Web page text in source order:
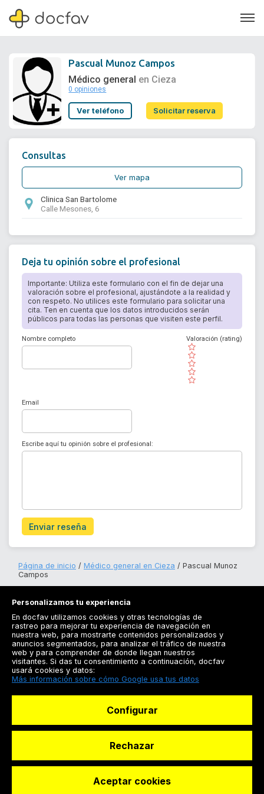
Soporte
Pascual Munoz Campos
Médico general en Cieza
0 opiniones
Ver teléfono Solicitar reserva
Consultas
Ver mapa
Clinica San Bartolome
Calle Mesones, 6
Deja tu opinión sobre el profesional
Importante: Utiliza este formulario con el fin de dejar una
valoración sobre el profesional, ajustándote a la realidad y
con respeto. No utilices este formulario para solicitar una
cita. Ten en cuenta que los datos introducidos serán
públicos para todas las personas que visiten este perfil.
Nombre completo
( )
( )
( )
( )
( )
Valoración (rating)
Email
Escribe aquí tu opinión sobre el profesional:
Enviar reseña
Página de inicio Médico general en Cieza
Pascual Munoz
Campos
Registrarse
Docfav
© Dashboard Technologies S.L
Personalizamos tu experiencia
En docfav utilizamos cookies y otras tecnologías de
rastreo para mejorar tu experiencia de navegación en
nuestra web, para mostrarte contenidos personalizados y
anuncios segmentados, para analizar el tráfico de nuestra
web y para comprender de donde llegan nuestros
visitantes. Si das tu consentimiento a continuación, docfav
usará cookies y datos:
Más información sobre cómo Google usa tus datos
Configurar
Rechazar
Aceptar cookies